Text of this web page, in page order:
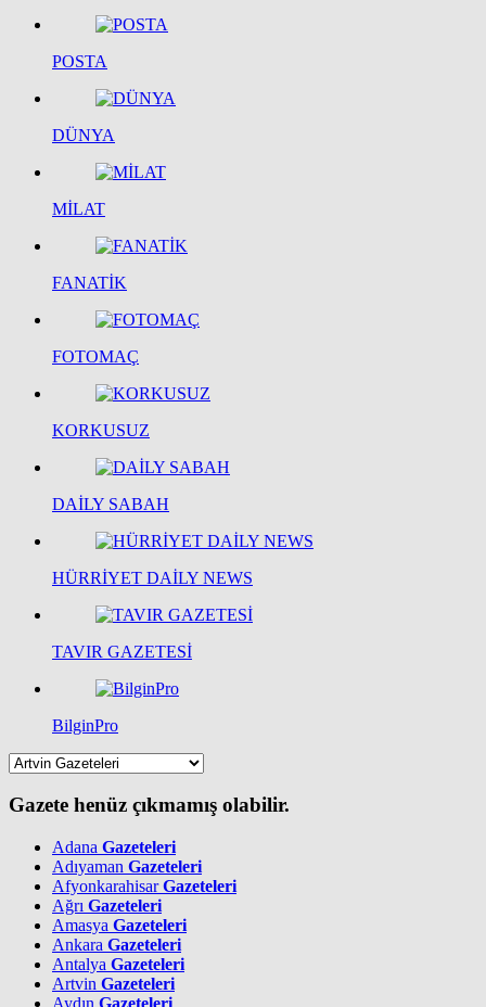
POSTA
DÜNYA
MİLAT
FANATİK
FOTOMAÇ
KORKUSUZ
DAİLY SABAH
HÜRRİYET DAİLY NEWS
TAVIR GAZETESİ
BilginPro
Gazete henüz çıkmamış olabilir.
Adana Gazeteleri
Adıyaman Gazeteleri
AfyonkarahisarGazeteleri
Ağrı Gazeteleri
Amasya Gazeteleri
Ankara Gazeteleri
Antalya Gazeteleri
Artvin Gazeteleri